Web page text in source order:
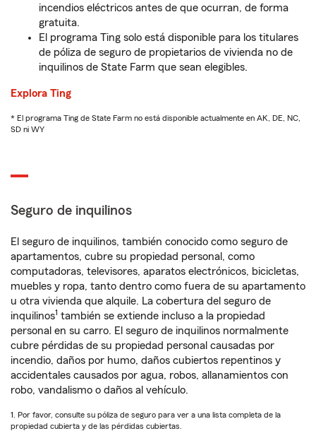
incendios eléctricos antes de que ocurran, de forma
gratuita.
El programa Ting solo está disponible para los titulares
de póliza de seguro de propietarios de vivienda no de
inquilinos de State Farm que sean elegibles.
Explora Ting
* El programa Ting de State Farm no está disponible actualmente en AK, DE, NC,
SD ni WY
Seguro de inquilinos
El seguro de inquilinos, también conocido como seguro de
apartamentos, cubre su propiedad personal, como
computadoras, televisores, aparatos electrónicos, bicicletas,
muebles y ropa, tanto dentro como fuera de su apartamento
u otra vivienda que alquile. La cobertura del seguro de
inquilinos1 también se extiende incluso a la propiedad
personal en su carro. El seguro de inquilinos normalmente
cubre pérdidas de su propiedad personal causadas por
incendio, daños por humo, daños cubiertos repentinos y
accidentales causados por agua, robos, allanamientos con
robo, vandalismo o daños al vehículo.
1. Por favor, consulte su póliza de seguro para ver a una lista completa de la
propiedad cubierta y de las pérdidas cubiertas.